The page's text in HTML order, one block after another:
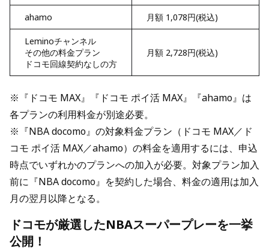
ahamo 月額 1,078円(税込)
Leminoチャンネル
その他の料金プラン
ドコモ回線契約なしの方
月額 2,728円(税込)
※『ドコモ MAX』『ドコモ ポイ活 MAX』『ahamo』は
各プランの利用料金が別途必要。
※『NBA docomo』の対象料金プラン（ドコモ MAX／ド
コモ ポイ活 MAX／ahamo）の料金を適用するには、申込
時点でいずれかのプランへの加入が必要。対象プラン加入
前に『NBA docomo』を契約した場合、料金の適用は加入
月の翌月以降となる。
ドコモが厳選したNBAスーパープレーを一挙
公開！